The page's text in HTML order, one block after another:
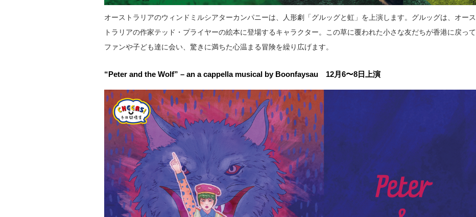
オーストラリアのウィンドミルシアターカンパニーは、人形劇「グルッグと虹」を上演します。グルッグは、オース
トラリアの作家テッド・プライヤーの絵本に登場するキャラクター。この草に覆われた小さな友だちが香港に戻って
ファンや子ども達に会い、驚きに満ちた心温まる冒険を繰り広げます。
“Peter and the Wolf” – an a cappella musical by Boonfaysau 12月6〜8日上演